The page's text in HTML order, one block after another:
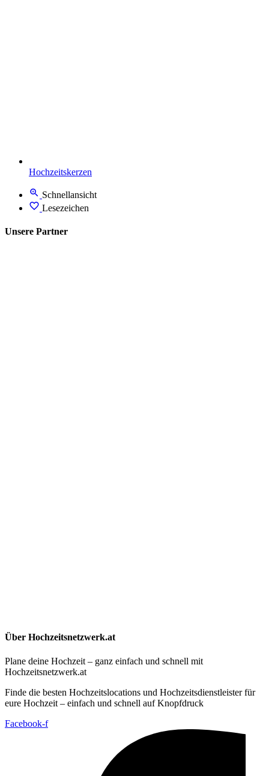
Hochzeitskerzen
Schnellansicht
Lesezeichen
Unsere Partner
Über Hochzeitsnetzwerk.at
Plane deine Hochzeit – ganz einfach und schnell mit
Hochzeitsnetzwerk.at
Finde die besten Hochzeitslocations und Hochzeitsdienstleister für
eure Hochzeit – einfach und schnell auf Knopfdruck
Facebook-f